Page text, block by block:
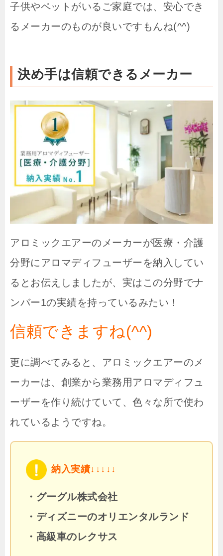
子供やペットがいるご家庭では、安心でき
るメーカーのものが良いですもんね(^^)
決め手は信頼できるメーカー
アロミックエアーのメーカーが医療・介護
分野にアロマディフューザーを納入してい
るとお伝えしましたが、実はこの分野でナ
ンバー1の実績を持っているみたい！
信頼できますね(^^)
更に調べてみると、アロミックエアーのメ
ーカーは、創業から業務用アロマディフュ
ーザーを作り続けていて、色々な所で使わ
れているようですね。
納入実績↓↓↓↓↓
・グーグル株式会社
・ディズニーのオリエンタルランド
・高級車のレクサス